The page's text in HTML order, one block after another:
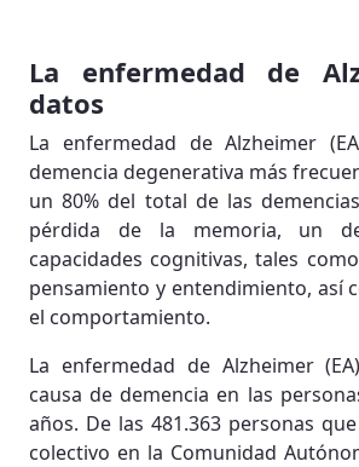
La enfermedad de
datos
La enfermedad de Alzheimer
demencia degenerativa más
un 80% del total de las
pérdida de la memoria, un
capacidades cognitivas, tales
pensamiento y entendimiento, así
el comportamiento.
La enfermedad de Alzheimer
causa de demencia en las
años. De las 481.363 personas
colectivo en la Comunidad